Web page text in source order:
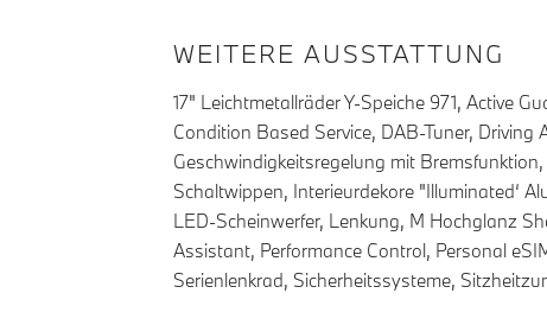
WEITERE AUSSTATTUNG
17" Leichtmetallräder Y-Speiche 971, Active
Condition Based Service, DAB-Tuner,
Geschwindigkeitsregelung mit
Schaltwippen, Interieurdekore "Illuminated‘
LED-Scheinwerfer, Lenkung, M Hochglanz
Assistant, Performance Control, Personal
Serienlenkrad, Sicherheitssysteme,